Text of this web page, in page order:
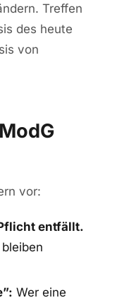
Treffen
des heute
von
vor:
entfällt.
Wer eine